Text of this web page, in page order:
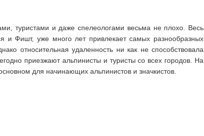
туристами и даже спелеологами весьма не плохо. Весь
и Фишт, уже много лет привлекает самых разнообразных
относительная удаленность ни как не способствовала
приезжают альпинисты и туристы со всех городов. На
для начинающих альпинистов и значкистов.